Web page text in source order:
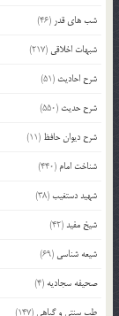
شب های قدر (46)
شبهات اخلاقی (217)
شرح احادیث (51)
شرح حدیث (550)
شرح دیوان حافظ (11)
شناخت امام (440)
شهید دستغیب(38)
شیخ مفید(42)
شیعه شناسی (69)
صحیفه سجادیه (4)
طب سنتی و گیاهی (147)